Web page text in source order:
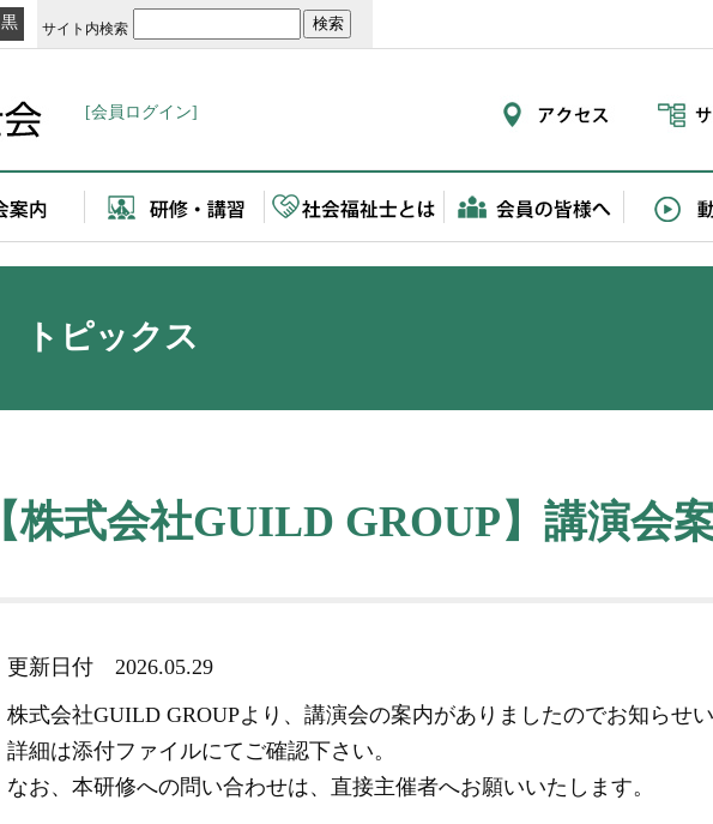
黒 サイト内検索
[会員ログイン]
トピックス
【株式会社GUILD GROUP】講演会
更新日付 2026.05.29
株式会社GUILD GROUPより、講演会の案内がありましたのでお知らせい
詳細は添付ファイルにてご確認下さい。
なお、本研修への問い合わせは、直接主催者へお願いいたします。